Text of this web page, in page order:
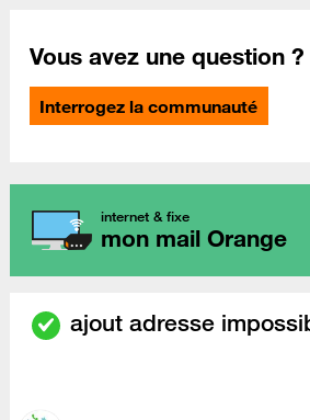
Vous avez une question ?
Interrogez la communauté
internet & fixe
mon mail Orange
ajout adresse